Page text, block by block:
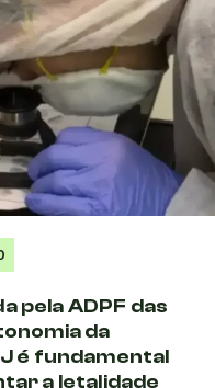
pela ADPF das
da
é fundamental
a letalidade